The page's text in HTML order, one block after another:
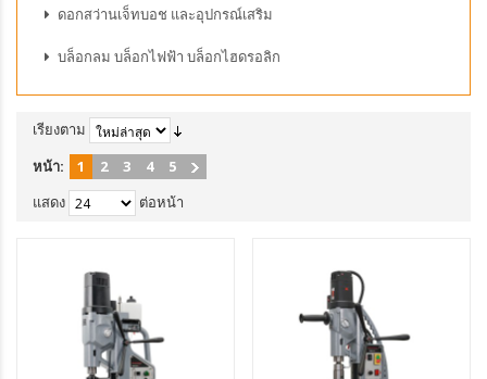
ดอกสว่านเจ็ทบอช และอุปกรณ์เสริม
บล็อกลม บล็อกไฟฟ้า บล็อกไฮดรอลิก
เรียงตาม
หน้า:
1 2 3 4
5
แสดง
ต่อหน้า